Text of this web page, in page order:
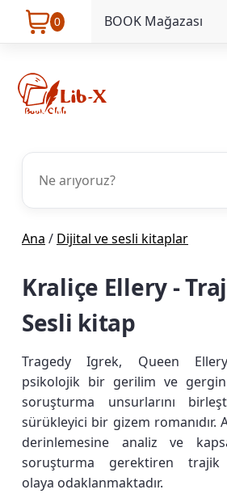
0 BOOK Mağazası
Ana / Dijital ve sesli kitaplar
Kraliçe Ellery -
Sesli kitap
Tragedy Igrek, Queen
psikolojik bir gerilim ve
soruşturma unsurlarını
sürükleyici bir gizem romanıdır.
derinlemesine analiz ve
soruşturma gerektiren
olaya odaklanmaktadır.